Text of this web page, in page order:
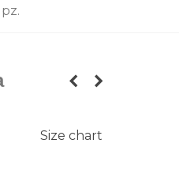
Size chart